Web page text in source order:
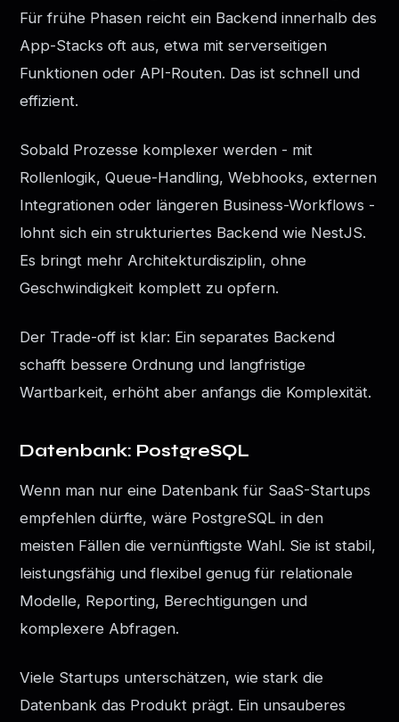
Für frühe Phasen reicht ein Backend innerhalb des
App-Stacks oft aus, etwa mit serverseitigen
Funktionen oder API-Routen. Das ist schnell und
effizient.
Sobald Prozesse komplexer werden - mit
Rollenlogik, Queue-Handling, Webhooks, externen
Integrationen oder längeren Business-Workflows -
lohnt sich ein strukturiertes Backend wie NestJS.
Es bringt mehr Architekturdisziplin, ohne
Geschwindigkeit komplett zu opfern.
Der Trade-off ist klar: Ein separates Backend
schafft bessere Ordnung und langfristige
Wartbarkeit, erhöht aber anfangs die Komplexität.
Datenbank: PostgreSQL
Wenn man nur eine Datenbank für SaaS-Startups
empfehlen dürfte, wäre PostgreSQL in den
meisten Fällen die vernünftigste Wahl. Sie ist stabil,
leistungsfähig und flexibel genug für relationale
Modelle, Reporting, Berechtigungen und
komplexere Abfragen.
Viele Startups unterschätzen, wie stark die
Datenbank das Produkt prägt. Ein unsauberes